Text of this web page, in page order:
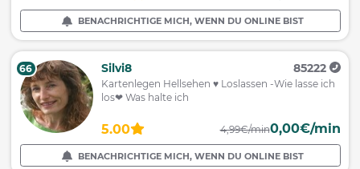
BENACHRICHTIGE MICH, WENN DU ONLINE BIST
66 Silvi8 85222
Kartenlegen Hellsehen ♥ Loslassen -Wie lasse ich
los❤ Was halte ich
5.00 4,99€/min0,00€/min
BENACHRICHTIGE MICH, WENN DU ONLINE BIST